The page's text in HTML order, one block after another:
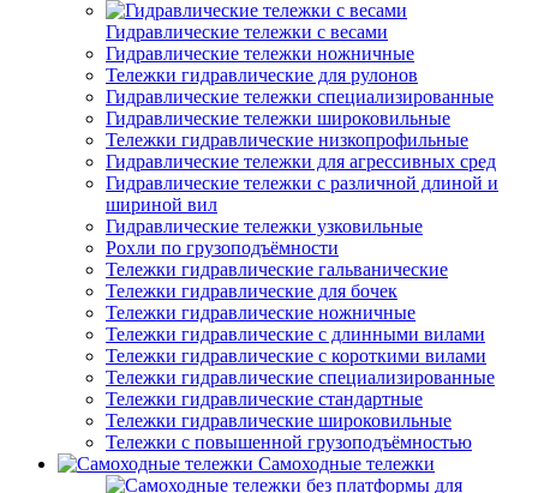
Гидравлические тележки с весами
Гидравлические тележки ножничные
Тележки гидравлические для рулонов
Гидравлические тележки специализированные
Гидравлические тележки широковильные
Тележки гидравлические низкопрофильные
Гидравлические тележки для агрессивных сред
Гидравлические тележки с различной длиной и
шириной вил
Гидравлические тележки узковильные
Рохли по грузоподъёмности
Тележки гидравлические гальванические
Тележки гидравлические для бочек
Тележки гидравлические ножничные
Тележки гидравлические с длинными вилами
Тележки гидравлические с короткими вилами
Тележки гидравлические специализированные
Тележки гидравлические стандартные
Тележки гидравлические широковильные
Тележки с повышенной грузоподъёмностью
Самоходные тележки